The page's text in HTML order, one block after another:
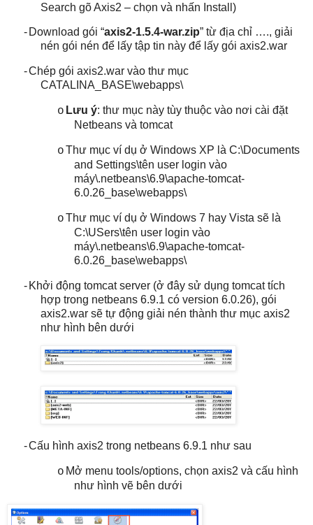
Search gõ Axis2 – chọn và nhấn Install)
- Download gói “axis2-1.5.4-war.zip” từ địa chỉ …., giải
nén gói nén để lấy tập tin này để lấy gói axis2.war
-Chép gói axis2.war vào thư mục
CATALINA_BASE\webapps\
o Lưu ý: thư mục này tùy thuộc vào nơi cài đặt
Netbeans và tomcat
oThư mục ví dụ ở Windows XP là C:\Documents
and Settings\tên user login vào
máy\.netbeans\6.9\apache-tomcat-
6.0.26_base\webapps\
oThư mục ví dụ ở Windows 7 hay Vista sẽ là
C:\USers\tên user login vào
máy\.netbeans\6.9\apache-tomcat-
6.0.26_base\webapps\
- Khởi động tomcat server (ở đây sử dụng tomcat tích
hợp trong netbeans 6.9.1 có version 6.0.26), gói
axis2.war sẽ tự động giải nén thành thư mục axis2
như hình bên dưới
-Cấu hình axis2 trong netbeans 6.9.1 như sau
o Mở menu tools/options, chọn axis2 và cấu hình
như hình vẽ bên dưới